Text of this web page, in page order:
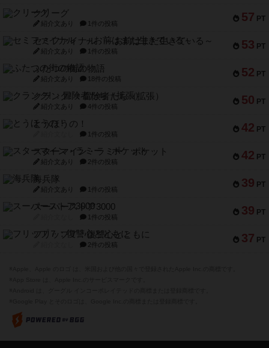
57 PT
クリーグ
紹介文あり 1件の投稿
53 PT
セミファイナル ～お前はまだ生きている～
紹介文あり 1件の投稿
52 PT
ふたつの街の物語
紹介文あり 18件の投稿
50 PT
クランク! ：冒険者たち（拡張）
紹介文あり 4件の投稿
42 PT
とうほうの！
1件の投稿
42 PT
スターマイン・ラミー ポケット
紹介文あり 2件の投稿
39 PT
海兵隊
紹介文あり 1件の投稿
39 PT
スーパーストア3000
1件の投稿
37 PT
フリップ７：復讐心とともに
2件の投稿